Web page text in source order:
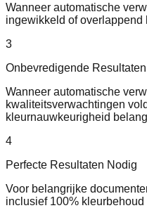
Wanneer automatische
ingewikkeld of overlappend
3
Onbevredigende Resultaten
Wanneer automatische
kwaliteitsverwachtingen
kleurnauwkeurigheid
4
Perfecte Resultaten Nodig
Voor belangrijke
inclusief 100% kleurbehoud